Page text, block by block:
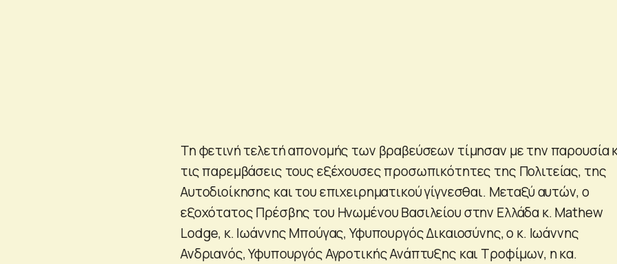
Τη φετινή τελετή απονομής των βραβεύσεων τίμησαν με την παρουσία
τις παρεμβάσεις τους εξέχουσες προσωπικότητες της Πολιτείας, της
Αυτοδιοίκησης και του επιχειρηματικού γίγνεσθαι. Μεταξύ αυτών, ο
εξοχότατος Πρέσβης του Ηνωμένου Βασιλείου στην Ελλάδα κ. Mathew
Lodge, κ. Ιωάννης Μπούγας, Υφυπουργός Δικαιοσύνης, o κ. Ιωάννης
Ανδριανός, Υφυπουργός Αγροτικής Ανάπτυξης και Τροφίμων, η κα.